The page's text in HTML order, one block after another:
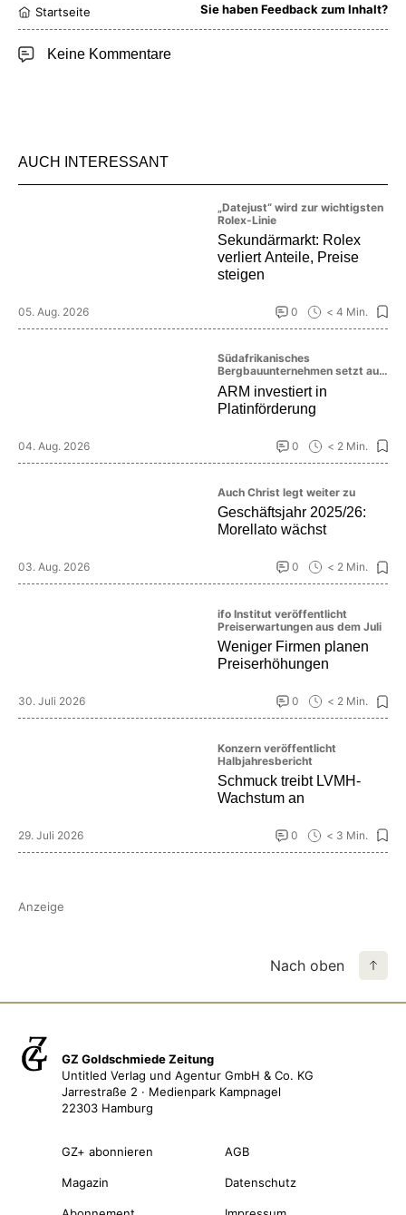
Startseite Sie haben Feedback zum Inhalt?
Keine Kommentare
AUCH INTERESSANT
„Datejust“ wird zur wichtigsten
Rolex-Linie
Sekundärmarkt: Rolex
verliert Anteile, Preise
steigen
05. Aug. 2026 0 < 4 Min.
Südafrikanisches
Bergbauunternehmen setzt auf
die Zukunft des Platinmarktes
ARM investiert in
Platinförderung
04. Aug. 2026 0 < 2 Min.
Auch Christ legt weiter zu
Geschäftsjahr 2025/26:
Morellato wächst
03. Aug. 2026 0 < 2 Min.
ifo Institut veröffentlicht
Preiserwartungen aus dem Juli
Weniger Firmen planen
Preiserhöhungen
30. Juli 2026 0 < 2 Min.
Konzern veröffentlicht
Halbjahresbericht
Schmuck treibt LVMH-
Wachstum an
29. Juli 2026 0 < 3 Min.
Anzeige
Nach oben
GZ Goldschmiede Zeitung
Untitled Verlag und Agentur GmbH & Co. KG
Jarrestraße 2 · Medienpark Kampnagel
22303 Hamburg
GZ+ abonnieren
Magazin
AGB
Datenschutz